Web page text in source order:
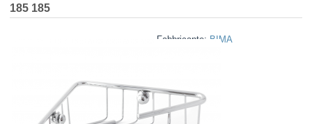
185 185
Fabbricante: BIMA